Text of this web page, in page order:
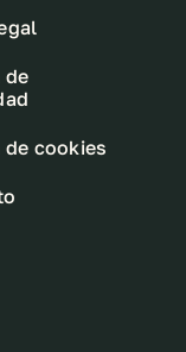
de
cookies